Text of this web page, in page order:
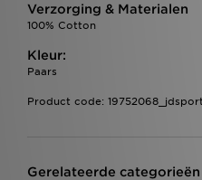
Verzorging & Materialen
100% Cotton
Kleur:
Paars
Product code:
Gerelateerde categorieën